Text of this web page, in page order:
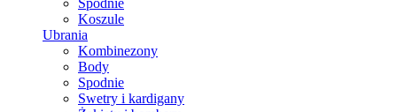
Spodnie
Koszule
Ubrania
Kombinezony
Body
Spodnie
Swetry i kardigany